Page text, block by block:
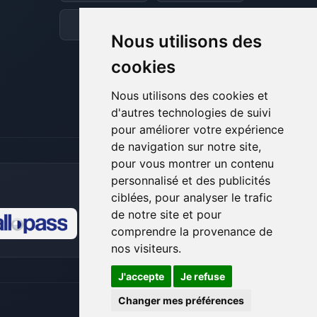
Nous utilisons des
cookies
Nous utilisons des cookies et
d'autres technologies de suivi
pour améliorer votre expérience
de navigation sur notre site,
pour vous montrer un contenu
personnalisé et des publicités
ciblées, pour analyser le trafic
de notre site et pour
comprendre la provenance de
nos visiteurs.
J'accepte
Je refuse
Changer mes préférences
et je vais remuer mes petits circuits
08/08/2026 à 05:22